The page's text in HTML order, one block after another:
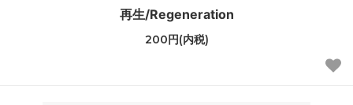
再生/Regeneration
200円(内税)